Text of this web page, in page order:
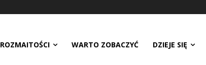
ROZMAITOŚCI WARTO ZOBACZYĆ DZIEJE SIĘ